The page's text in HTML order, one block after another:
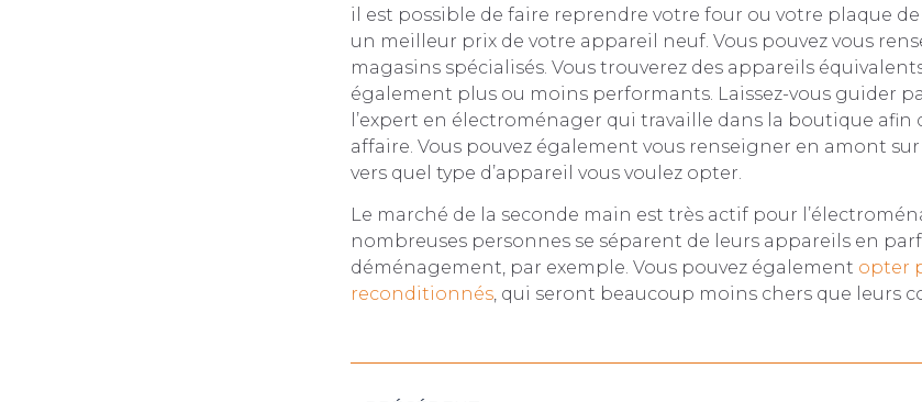
il est possible de faire reprendre votre four ou votre plaque
un meilleur prix de votre appareil neuf. Vous pouvez vous
magasins spécialisés. Vous trouverez des appareils
également plus ou moins performants. Laissez-vous guider
l’expert en électroménager qui travaille dans la boutique afin
affaire. Vous pouvez également vous renseigner en amont
vers quel type d’appareil vous voulez opter.
Le marché de la seconde main est très actif pour
nombreuses personnes se séparent de leurs appareils en
déménagement, par exemple. Vous pouvez également opter
reconditionnés, qui seront beaucoup moins chers que leurs